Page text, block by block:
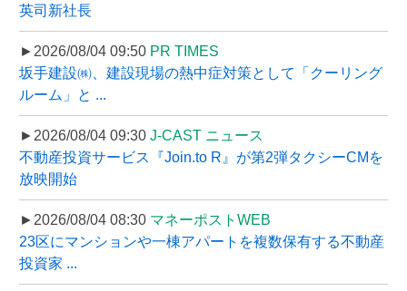
英司新社長
►2026/08/04 09:50 PR TIMES
坂手建設㈱、建設現場の熱中症対策として「クーリング
ルーム」と ...
►2026/08/04 09:30 J-CAST ニュース
不動産投資サービス『Join.to R』が第2弾タクシーCMを
放映開始
►2026/08/04 08:30 マネーポストWEB
23区にマンションや一棟アパートを複数保有する不動産
投資家 ...